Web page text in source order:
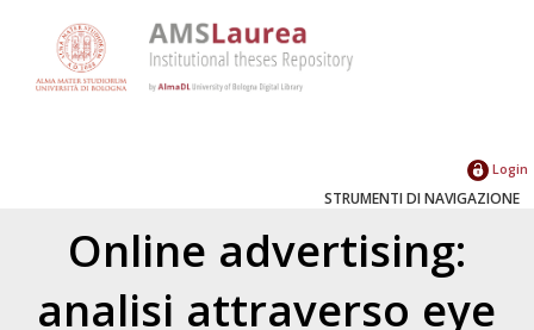
Login
STRUMENTI DI NAVIGAZIONE
Online advertising:
analisi attraverso eye